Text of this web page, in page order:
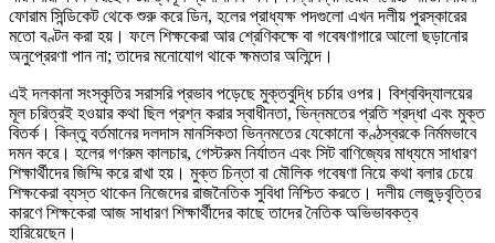
ফোরাম সিন্ডিকেট থেকে শুরু করে ডিন, হলের প্রাধ্যক্ষ পদগুলো এখন দলীয় পুরস্কারের
মতো বণ্টন করা হয়। ফলে শিক্ষকেরা আর শ্রেণিকক্ষে বা গবেষণাগারে আলো ছড়ানোর
অনুপ্রেরণা পান না; তাদের মনোযোগ থাকে ক্ষমতার অলিন্দে।
এই দলকানা সংস্কৃতির সরাসরি প্রভাব পড়েছে মুক্তবুদ্ধি চর্চার ওপর। বিশ্ববিদ্যালয়ের
মূল চরিত্রই হওয়ার কথা ছিল প্রশ্ন করার স্বাধীনতা, ভিন্নমতের প্রতি শ্রদ্ধা এবং মুক্ত
বিতর্ক। কিন্তু বর্তমানের দলদাস মানসিকতা ভিন্নমতের যেকোনো কণ্ঠস্বরকে নির্মমভাবে
দমন করে। হলের গণরুম কালচার, গেস্টরুম নির্যাতন এবং সিট বাণিজ্যের মাধ্যমে সাধারণ
শিক্ষার্থীদের জিম্মি করে রাখা হয়। মুক্ত চিন্তা বা মৌলিক গবেষণা নিয়ে কথা বলার চেয়ে
শিক্ষকেরা ব্যস্ত থাকেন নিজেদের রাজনৈতিক সুবিধা নিশ্চিত করতে। দলীয় লেজুড়বৃত্তির
কারণে শিক্ষকেরা আজ সাধারণ শিক্ষার্থীদের কাছে তাদের নৈতিক অভিভাবকত্ব
হারিয়েছেন।